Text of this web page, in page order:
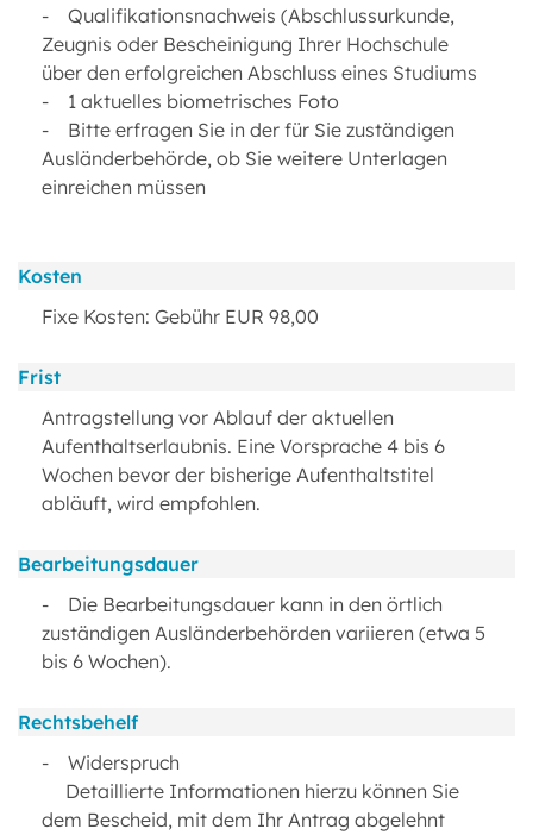
- Qualifikationsnachweis (Abschlussurkunde,
Zeugnis oder Bescheinigung Ihrer Hochschule
über den erfolgreichen Abschluss eines Studiums
- 1 aktuelles biometrisches Foto
- Bitte erfragen Sie in der für Sie zuständigen
Ausländerbehörde, ob Sie weitere Unterlagen
einreichen müssen
Kosten
Fixe Kosten: Gebühr EUR 98,00
Frist
Antragstellung vor Ablauf der aktuellen
Aufenthaltserlaubnis. Eine Vorsprache 4 bis 6
Wochen bevor der bisherige Aufenthaltstitel
abläuft, wird empfohlen.
Bearbeitungsdauer
- Die Bearbeitungsdauer kann in den örtlich
zuständigen Ausländerbehörden variieren (etwa 5
bis 6 Wochen).
Rechtsbehelf
- Widerspruch
Detaillierte Informationen hierzu können Sie
dem Bescheid, mit dem Ihr Antrag abgelehnt